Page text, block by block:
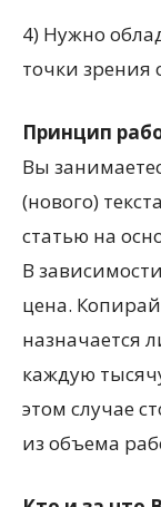
4) Нужно
точки зрения
Принцип
Вы
(нового)
статью на
В
цена.
назначается
каждую
этом случае
из объема